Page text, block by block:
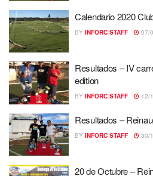
Calendario 2020
BY INFORC STAFF 07/
Resultados – IV
edition
BY INFORC STAFF 12/
Resultados –
BY INFORC STAFF 30/
20 de Octubre –